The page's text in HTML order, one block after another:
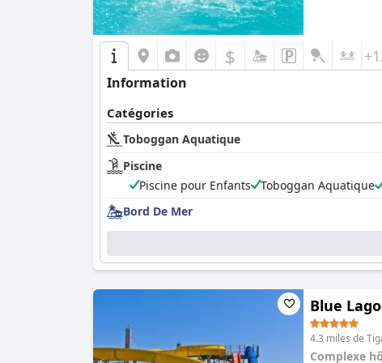
$
Information
Catégories
Toboggan Aquatique
Piscine
Piscine pour Enfants
Toboggan Aquatique
Bord De Mer
Blue
4.3 miles de
Complexe